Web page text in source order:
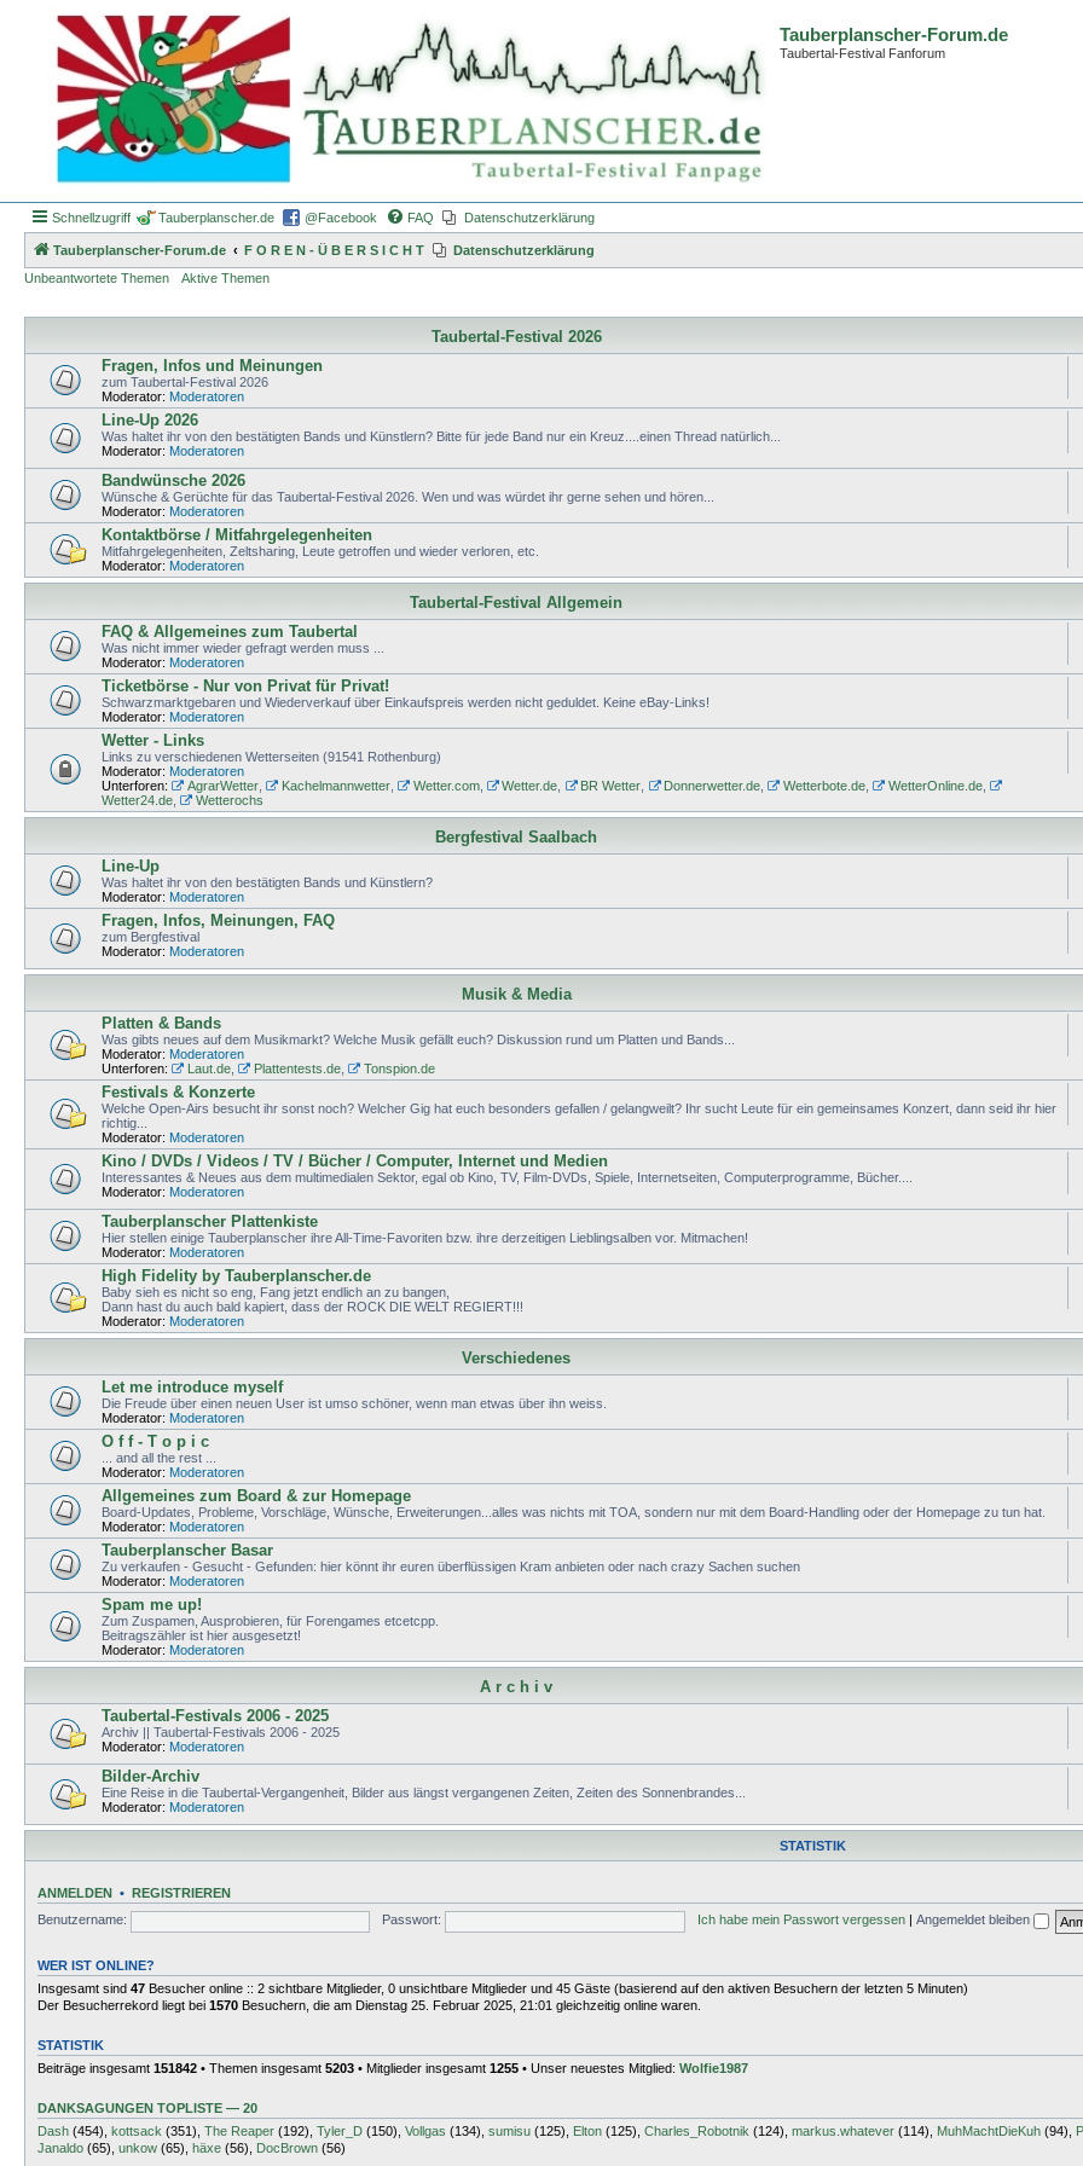
Tauberplanscher-Forum.de
Taubertal-Festival Fanforum
Schnellzugriff Tauberplanscher.de @Facebook FAQ Datenschutzerklärung
Tauberplanscher-Forum.de F O R E N - Ü B E R S I C H T
Datenschutzerklärung
Unbeantwortete Themen
Aktive Themen
Taubertal-Festival 2026
Fragen, Infos und Meinungen
zum Taubertal-Festival 2026
Moderator: Moderatoren
Line-Up 2026
Was haltet ihr von den bestätigten Bands und Künstlern? Bitte für jede Band nur ein Kreuz....einen Thread natürlich...
Moderator: Moderatoren
Bandwünsche 2026
Wünsche & Gerüchte für das Taubertal-Festival 2026. Wen und was würdet ihr gerne sehen und hören...
Moderator: Moderatoren
Kontaktbörse / Mitfahrgelegenheiten
Mitfahrgelegenheiten, Zeltsharing, Leute getroffen und wieder verloren, etc.
Moderator: Moderatoren
Taubertal-Festival Allgemein
FAQ & Allgemeines zum Taubertal
Was nicht immer wieder gefragt werden muss ...
Moderator: Moderatoren
Ticketbörse - Nur von Privat für Privat!
Schwarzmarktgebaren und Wiederverkauf über Einkaufspreis werden nicht geduldet. Keine eBay-Links!
Moderator: Moderatoren
Wetter - Links
Links zu verschiedenen Wetterseiten (91541 Rothenburg)
Moderator: Moderatoren
Unterforen:
AgrarWetter, Kachelmannwetter, Wetter.com, Wetter.de BR Wetter Donnerwetter.de , Wetterbote.de, WetterOnline.de,
Wetter24.de
Wetterochs
Bergfestival Saalbach
Line-Up
Was haltet ihr von den bestätigten Bands und Künstlern?
Moderator: Moderatoren
Fragen, Infos, Meinungen, FAQ
zum Bergfestival
Moderator: Moderatoren
Musik & Media
Platten & Bands
Was gibts neues auf dem Musikmarkt? Welche Musik gefällt euch? Diskussion rund um Platten und Bands...
Moderator: Moderatoren
Unterforen:
Laut.de, Plattentests.de, Tonspion.de
Festivals & Konzerte
Welche Open-Airs besucht ihr sonst noch? Welcher Gig hat euch besonders gefallen / gelangweilt? Ihr sucht Leute für ein gemeinsames Konzert, dann seid ihr hier
richtig...
Moderator: Moderatoren
Kino / DVDs / Videos / TV / Bücher / Computer, Internet und Medien
Interessantes & Neues aus dem multimedialen Sektor, egal ob Kino, TV, Film-DVDs, Spiele, Internetseiten, Computerprogramme, Bücher....
Moderator: Moderatoren
Tauberplanscher Plattenkiste
Hier stellen einige Tauberplanscher ihre All-Time-Favoriten bzw. ihre derzeitigen Lieblingsalben vor. Mitmachen!
Moderator: Moderatoren
High Fidelity by Tauberplanscher.de
Baby sieh es nicht so eng, Fang jetzt endlich an zu bangen,
Dann hast du auch bald kapiert, dass der ROCK DIE WELT REGIERT!!!
Moderator: Moderatoren
Verschiedenes
Let me introduce myself
Die Freude über einen neuen User ist umso schöner, wenn man etwas über ihn weiss.
Moderator: Moderatoren
O f f - T o p i c
... and all the rest ...
Moderator: Moderatoren
Allgemeines zum Board & zur Homepage
Board-Updates, Probleme, Vorschläge, Wünsche, Erweiterungen...alles was nichts mit TOA, sondern nur mit dem Board-Handling oder der Homepage zu tun hat.
Moderator: Moderatoren
Tauberplanscher Basar
Zu verkaufen - Gesucht - Gefunden: hier könnt ihr euren überflüssigen Kram anbieten oder nach crazy Sachen suchen
Moderator: Moderatoren
Spam me up!
Zum Zuspamen, Ausprobieren, für Forengames etcetcpp.
Beitragszähler ist hier ausgesetzt!
Moderator: Moderatoren
A r c h i v
Taubertal-Festivals 2006 - 2025
Archiv || Taubertal-Festivals 2006 - 2025
Moderator: Moderatoren
Bilder-Archiv
Eine Reise in die Taubertal-Vergangenheit, Bilder aus längst vergangenen Zeiten, Zeiten des Sonnenbrandes...
Moderator: Moderatoren
STATISTIK
ANMELDEN • REGISTRIEREN
Benutzername:
Passwort: Ich habe mein Passwort vergessen Angemeldet bleiben
WER IST ONLINE?
Insgesamt sind 47 Besucher online :: 2 sichtbare Mitglieder, 0 unsichtbare Mitglieder und 45 Gäste (basierend auf den aktiven Besuchern der letzten 5 Minuten)
Der Besucherrekord liegt bei 1570 Besuchern, die am Dienstag 25. Februar 2025, 21:01 gleichzeitig online waren.
STATISTIK
Beiträge insgesamt 151842 • Themen insgesamt 5203 • Mitglieder insgesamt 1255 • Unser neuestes Mitglied: Wolfie1987
DANKSAGUNGEN TOPLISTE — 20
Dash (454), kottsack (351), The Reaper (192), Tyler_D (150), Vollgas (134), sumisu (125), Elton (125), Charles_Robotnik (124), markus.whatever (114), MuhMachtDieKuh (94),
Janaldo (65), unkow (65), häxe (56), DocBrown (56)